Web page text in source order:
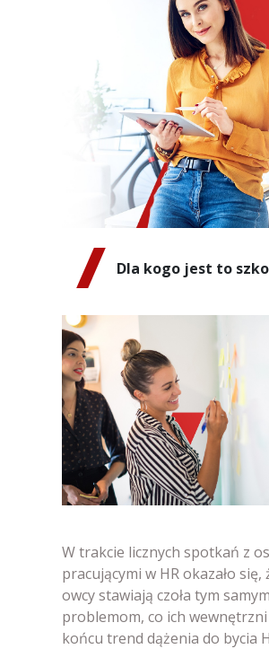
Dla kogo jest to
W trakcie licznych spotkań z
pracującymi w HR okazało się,
owcy stawiają czoła tym samym
problemom, co ich
końcu trend dążenia do bycia